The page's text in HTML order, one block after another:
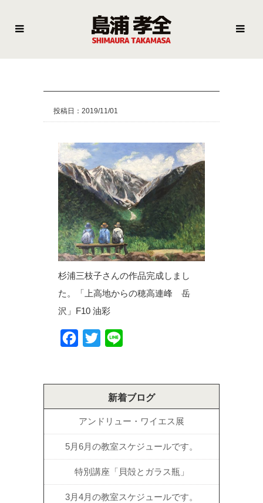
投稿日：2019/11/01
杉浦三枝子さんの作品完成しまし
た。「上高地からの穂高連峰 岳
沢」F10 油彩
Facebook
Twitter
新着ブログ
アンドリュー・ワイエス展
5月6月の教室スケジュールです。
特別講座「貝殻とガラス瓶」
3月4月の教室スケジュールです。